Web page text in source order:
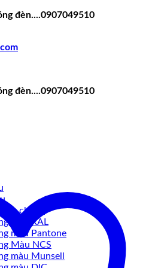
đèn....0907049510
đèn....0907049510
chuẩn
màu RAL
màu Pantone
Màu NCS
màu Munsell